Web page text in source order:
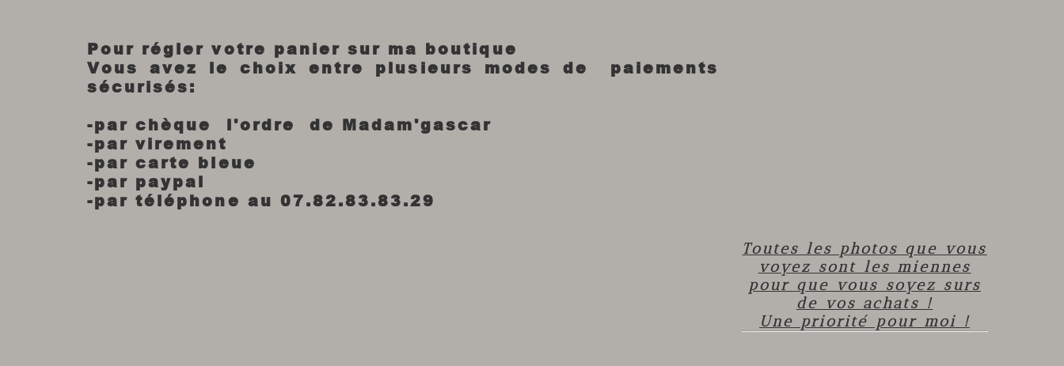
Pour régler votre panier sur ma boutique
Vous avez le choix entre plusieurs modes de paiements
sécurisés:
-par chèque l'ordre de Madam'gascar
-par virement
-par carte bleue
-par paypal
-par téléphone au 07.82.83.83.29
Toutes les photos que vous
voyez sont les miennes
pour que vous soyez surs
de vos achats !
Une priorité pour moi !